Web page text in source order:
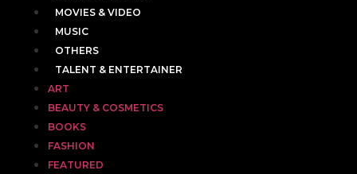
MOVIES & VIDEO
MUSIC
OTHERS
TALENT & ENTERTAINER
ART
BEAUTY & COSMETICS
BOOKS
FASHION
FEATURED